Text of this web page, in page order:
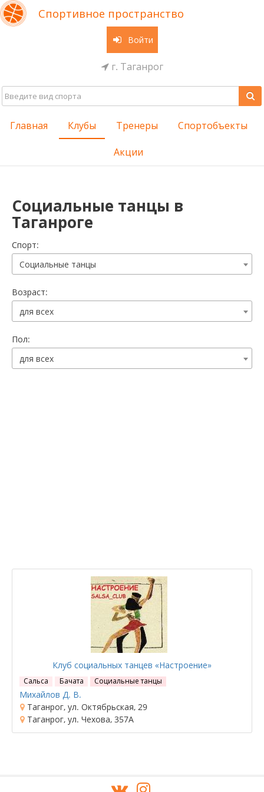
Спортивное пространство
Войти
г. Таганрог
Главная Клубы Тренеры Спортобъекты
Акции
Социальные танцы в
Таганроге
Cпорт:
Социальные танцы
Возраст:
для всех
Пол:
для всех
Клуб социальных танцев «Настроение»
Сальса Бачата Социальные танцы
Михайлов Д. В.
Таганрог, ул. Октябрьская, 29
Таганрог, ул. Чехова, 357А